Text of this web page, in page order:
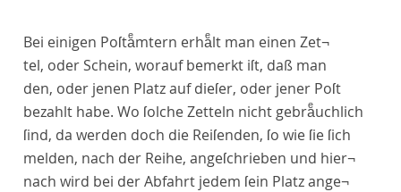
Bei einigen Poſtaͤmtern erhaͤlt man einen Zet¬
tel, oder Schein, worauf bemerkt iſt, daß man
den, oder jenen Platz auf dieſer, oder jener Poſt
bezahlt habe. Wo ſolche Zetteln nicht gebraͤuchlich
ſind, da werden doch die Reiſenden, ſo wie ſie ſich
melden, nach der Reihe, angeſchrieben und hier¬
nach wird bei der Abfahrt jedem ſein Platz ange¬